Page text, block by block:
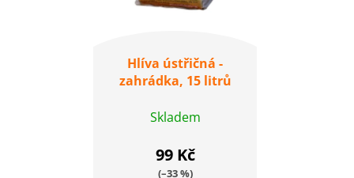
Hlíva ústřičná -
zahrádka, 15 litrů
Skladem
99 Kč
(–33 %)